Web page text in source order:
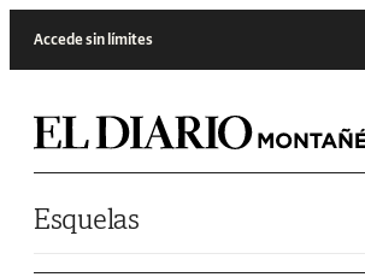
Accede sin límites
Esquelas